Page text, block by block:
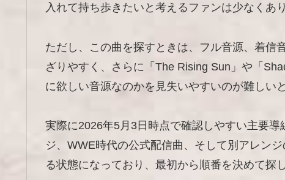
入れて持ち歩きたいと考えるファンは少なくあ
ただし、この曲を探すときは、フル音源、着信
ざりやすく、さらに「The Rising Sun」や「
に欲しい音源なのかを見失いやすいのが難しい
実際に2026年5月3日時点で確認しやすい主要
ジ、WWE時代の公式配信曲、そして別アレン
る状態になっており、最初から順番を決めて探